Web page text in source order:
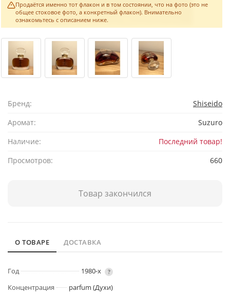
Продаётся именно тот флакон и в том состоянии, что на фото (это не
общее стоковое фото, а конкретный флакон). Внимательно
ознакомьтесь с описанием ниже.
Бренд:
Shiseido
Аромат:
Suzuro
Наличие:
Последний товар!
Просмотров:
660
Товар закончился
О ТОВАРЕ ДОСТАВКА
Год 1980-х ?
Концентрация
parfum (Духи)